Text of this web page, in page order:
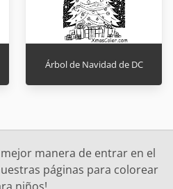
Árbol de Navidad de DC
mejor manera de entrar en el
páginas para colorear